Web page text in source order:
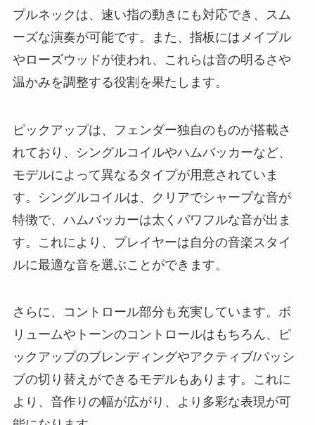
プルネックは、速い指の動きにも対応でき、スム
ーズな演奏が可能です。また、指板にはメイプル
やローズウッドが使われ、これらは音の明るさや
温かみを調整する役割を果たします。
ピックアップは、フェンダー独自のものが搭載さ
れており、シングルコイルやハムバッカーなど、
モデルによって異なるタイプが用意されていま
す。シングルコイルは、クリアでシャープな音が
特徴で、ハムバッカーは太くパワフルな音が出ま
す。これにより、プレイヤーは自分の音楽スタイ
ルに最適な音を選ぶことができます。
さらに、コントロール部分も充実しています。ボ
リュームやトーンのコントロールはもちろん、ピ
ックアップのブレンディングやアクティブ/パッシ
ブの切り替えができるモデルもあります。これに
より、音作りの幅が広がり、より多彩な表現が可